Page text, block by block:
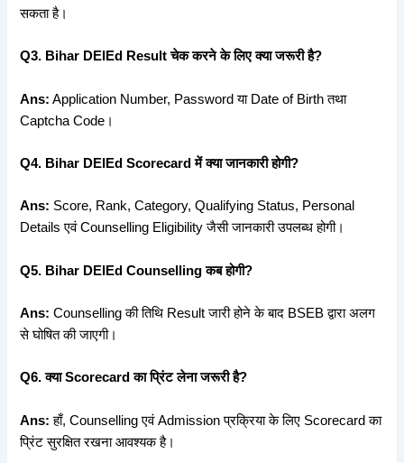
सकता है।
Q3. Bihar DElEd Resultचेककरनेकेलिएक्याजरूरीहै?
Ans: Application Number, Password या Date of Birth तथा
Captcha Code।
Q4. Bihar DElEd Scorecardमेंक्याजानकारीहोगी?
Ans: Score, Rank, Category, Qualifying Status, Personal
Details एवं Counselling Eligibility जैसी जानकारी उपलब्ध होगी।
Q5. Bihar DElEd Counsellingकबहोगी?
Ans: Counselling की तिथि Result जारी होने के बाद BSEB द्वारा अलग
से घोषित की जाएगी।
Q6.क्या Scorecardकाप्रिंटलेनाजरूरीहै?
Ans: हाँ, Counselling एवं Admission प्रक्रिया के लिए Scorecard का
प्रिंट सुरक्षित रखना आवश्यक है।